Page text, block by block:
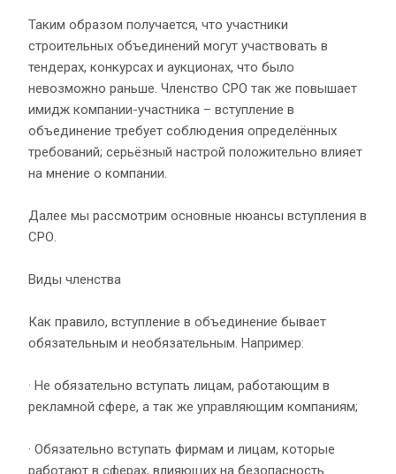
Таким образом получается, что участники
строительных объединений могут участвовать в
тендерах, конкурсах и аукционах, что было
невозможно раньше. Членство СРО так же повышает
имидж компании-участника – вступление в
объединение требует соблюдения определённых
требований; серьёзный настрой положительно влияет
на мнение о компании.
Далее мы рассмотрим основные нюансы вступления в
СРО.
Виды членства
Как правило, вступление в объединение бывает
обязательным и необязательным. Например:
· Не обязательно вступать лицам, работающим в
рекламной сфере, а так же управляющим компаниям;
· Обязательно вступать фирмам и лицам, которые
работают в сферах, влияющих на безопасность